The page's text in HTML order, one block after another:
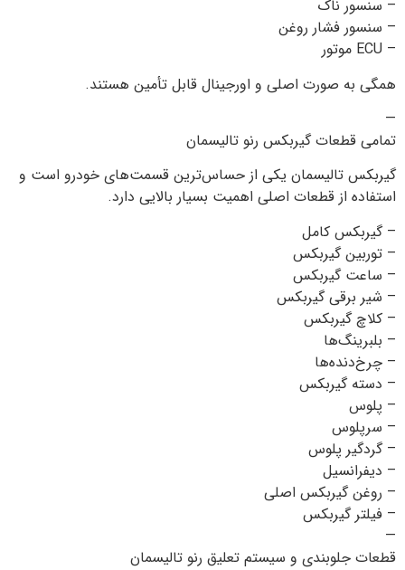
– سنسور ناک
– سنسور فشار روغن
– ECU موتور
همگی به صورت اصلی و اورجینال قابل تأمین هستند.
—
تمامی قطعات گیربکس رنو تالیسمان
گیربکس تالیسمان یکی از حساس‌ترین قسمت‌های خودرو است و
استفاده از قطعات اصلی اهمیت بسیار بالایی دارد.
– گیربکس کامل
– توربین گیربکس
– ساعت گیربکس
– شیر برقی گیربکس
– کلاچ گیربکس
– بلبرینگ‌ها
– چرخ‌دنده‌ها
– دسته گیربکس
– پلوس
– سرپلوس
– گردگیر پلوس
– دیفرانسیل
– روغن گیربکس اصلی
– فیلتر گیربکس
—
قطعات جلوبندی و سیستم تعلیق رنو تالیسمان